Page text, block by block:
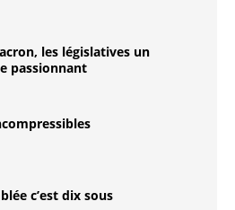
les législatives un
passionnant
c’est dix sous